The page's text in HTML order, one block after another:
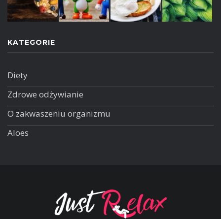
KATEGORIE
Diety
Zdrowe odżywianie
O zakwaszeniu organizmu
Aloes